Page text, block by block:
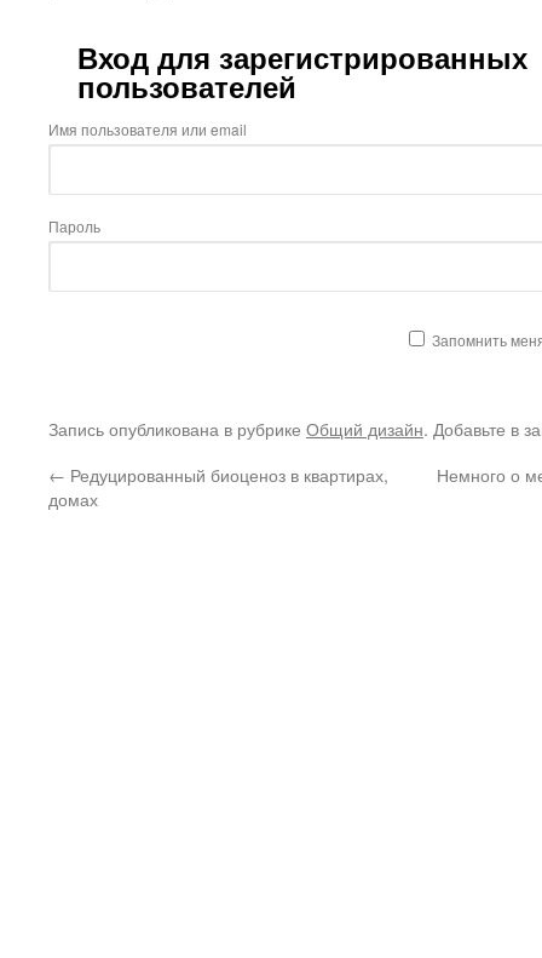
Вход для зарегистрированных
пользователей
Имя пользователя или email
Пароль
Запомнить
Запись опубликована в рубрике Общий дизайн. Добавьте в
← Редуцированный биоценоз в квартирах,
домах
Немного о